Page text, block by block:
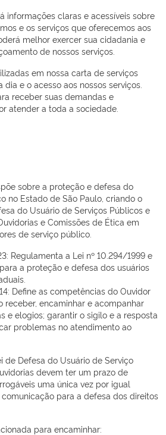
informações claras e acessíveis sobre
e os serviços que oferecemos aos
melhor exercer sua cidadania e
de nossos serviços.
em nossa carta de serviços
e o acesso aos nossos serviços.
receber suas demandas e
atender a toda a sociedade.
sobre a proteção e defesa do
no Estado de São Paulo, criando o
do Usuário de Serviços Públicos e
e Comissões de Ética em
de serviço público.
Regulamenta a Lei nº 10.294/1999 e
a proteção e defesa dos usuários
Define as competências do Ouvidor
receber, encaminhar e acompanhar
e elogios; garantir o sigilo e a resposta
problemas no atendimento ao
de Defesa do Usuário de Serviço
devem ter um prazo de
uma única vez por igual
para a defesa dos direitos
para encaminhar: